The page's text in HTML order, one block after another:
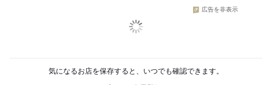
広告を非表示
気になるお店を保存すると、いつでも確認できます。